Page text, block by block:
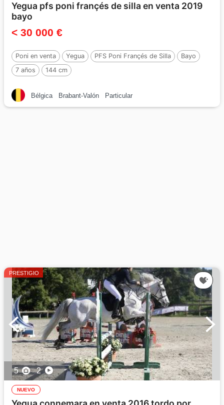
Yegua pfs poni françés de silla en venta 2019
bayo
< 30 000 €
Poni en venta Yegua PFS Poni Françés de Silla
Bayo
7 años
144 cm
Bélgica Brabant-Valón Particular
PRESTIGIO
5 2
NUEVO